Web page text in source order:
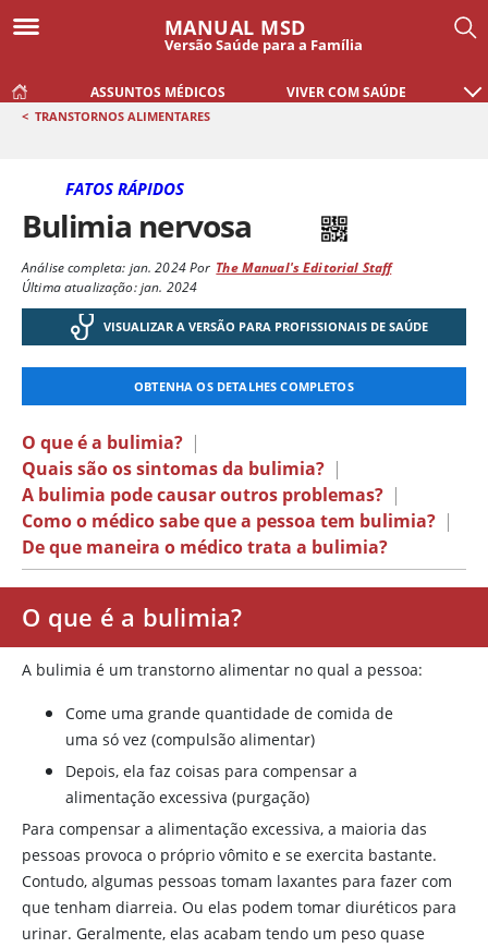
MANUAL MSD
Versão Saúde para a Família
ASSUNTOS MÉDICOS VIVER COM SAÚDE
< TRANSTORNOS ALIMENTARES
FATOS RÁPIDOS
Bulimia nervosa
Análise completa: jan. 2024Por The Manual's Editorial Staff
Última atualização: jan. 2024
VISUALIZAR A VERSÃO PARA PROFISSIONAIS DE SAÚDE
OBTENHA OS DETALHES COMPLETOS
O que é a bulimia? |
Quais são os sintomas da bulimia? |
A bulimia pode causar outros problemas? |
Como o médico sabe que a pessoa tem bulimia? |
De que maneira o médico trata a bulimia?
O que é a bulimia?
A bulimia é um transtorno alimentar no qual a pessoa:
Come uma grande quantidade de comida de
uma só vez (compulsão alimentar)
Depois, ela faz coisas para compensar a
alimentação excessiva (purgação)
Para compensar a alimentação excessiva, a maioria das
pessoas provoca o próprio vômito e se exercita bastante.
Contudo, algumas pessoas tomam laxantes para fazer com
que tenham diarreia. Ou elas podem tomar diuréticos para
urinar. Geralmente, elas acabam tendo um peso quase